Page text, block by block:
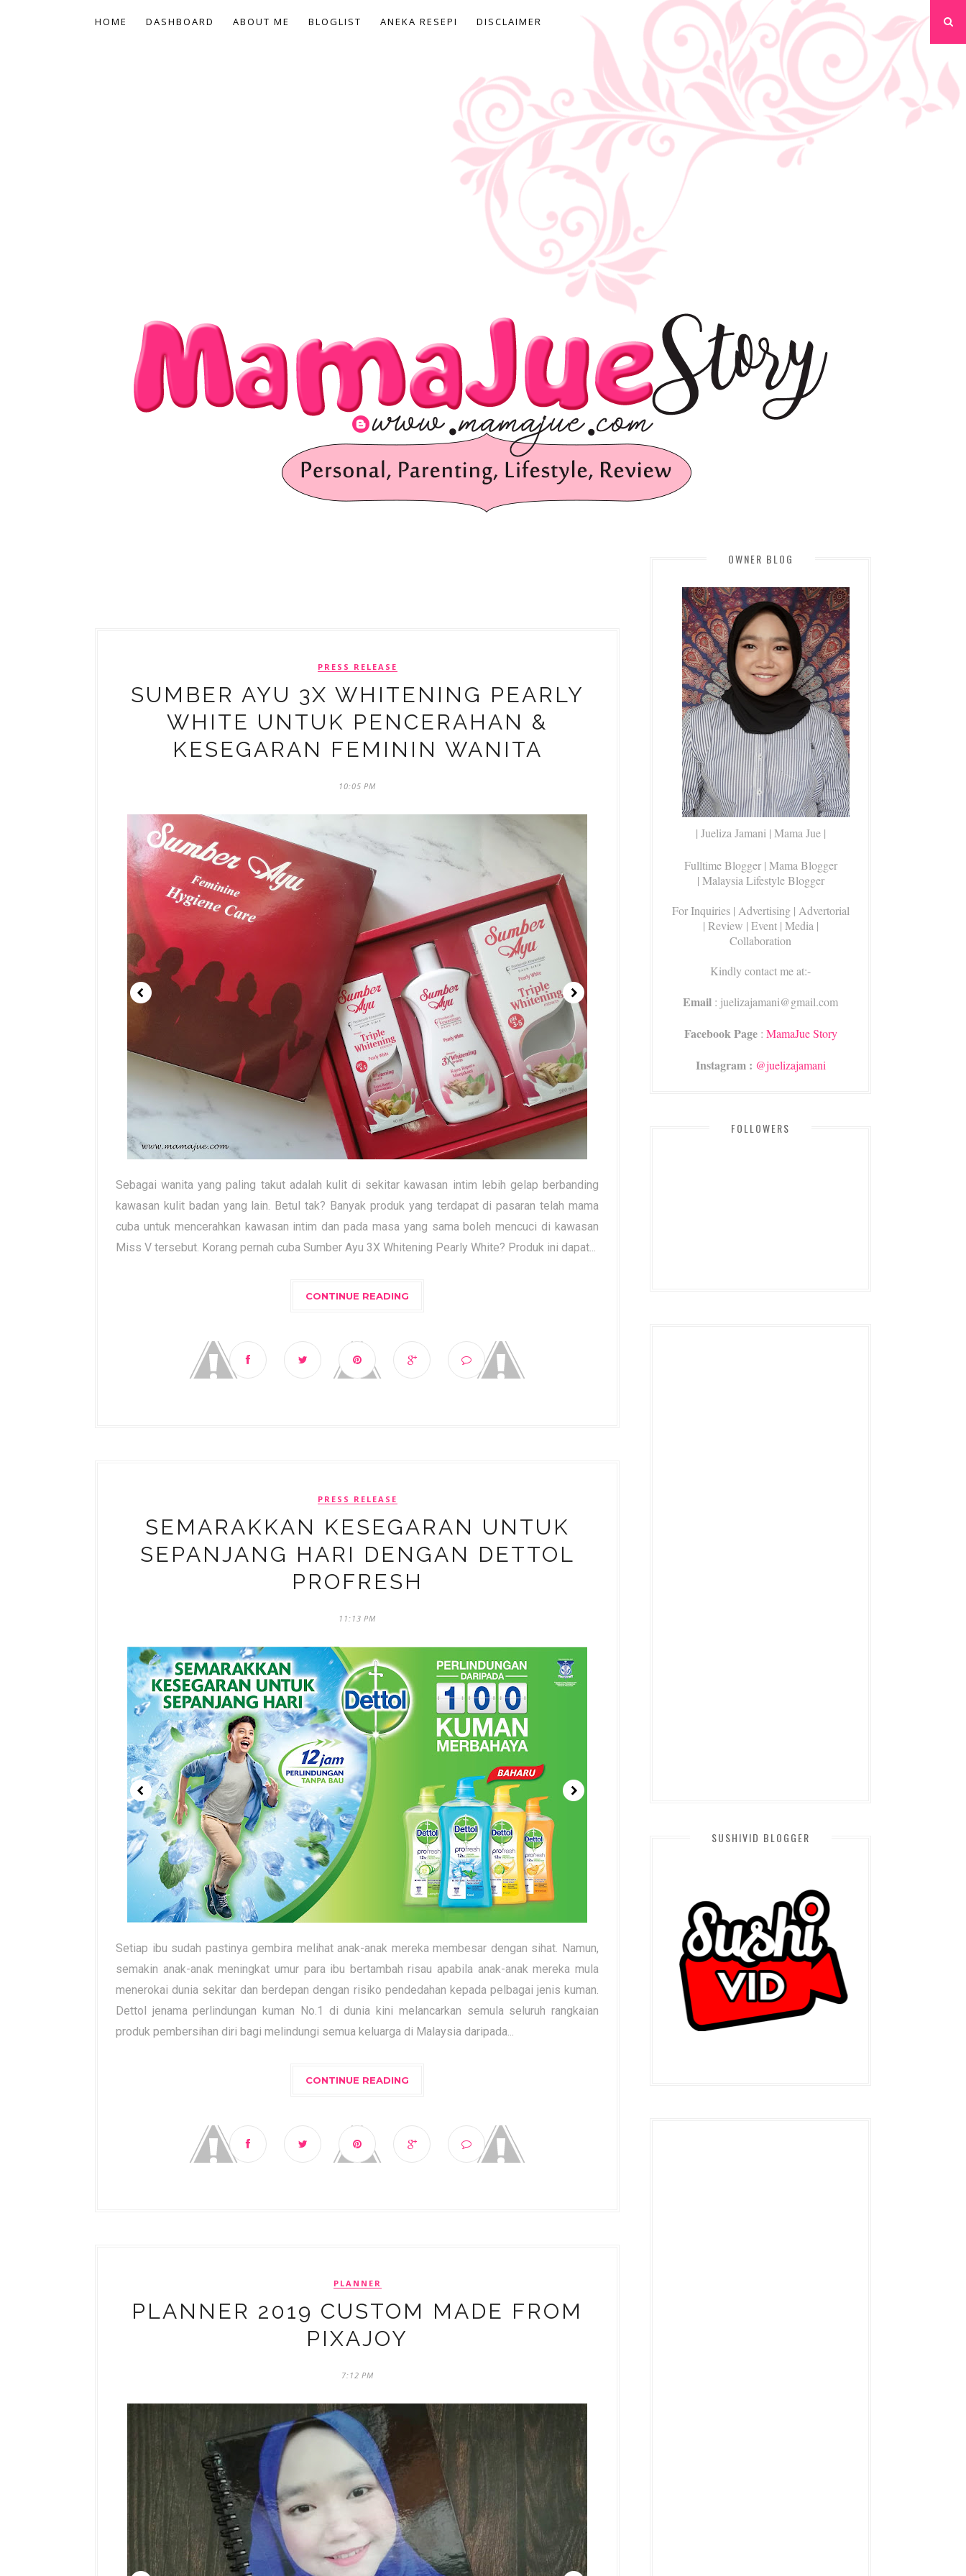
HOME DASHBOARD ABOUT ME BLOGLIST ANEKA RESEPI DISCLAIMER
PRESS RELEASE
SUMBER AYU 3X WHITENING PEARLY
WHITE UNTUK PENCERAHAN &
KESEGARAN FEMININ WANITA
10:05 PM
Sebagai wanita yang paling takut adalah kulit di sekitar kawasan intim lebih gelap berbanding
kawasan kulit badan yang lain. Betul tak? Banyak produk yang terdapat di pasaran telah mama
cuba untuk mencerahkan kawasan intim dan pada masa yang sama boleh mencuci di kawasan
Miss V tersebut. Korang pernah cuba Sumber Ayu 3X Whitening Pearly White? Produk ini dapat...
CONTINUE READING
PRESS RELEASE
SEMARAKKAN KESEGARAN UNTUK
SEPANJANG HARI DENGAN DETTOL
PROFRESH
11:13 PM
Setiap ibu sudah pastinya gembira melihat anak-anak mereka membesar dengan sihat. Namun,
semakin anak-anak meningkat umur para ibu bertambah risau apabila anak-anak mereka mula
menerokai dunia sekitar dan berdepan dengan risiko pendedahan kepada pelbagai jenis kuman.
Dettol jenama perlindungan kuman No.1 di dunia kini melancarkan semula seluruh rangkaian
produk pembersihan diri bagi melindungi semua keluarga di Malaysia daripada...
CONTINUE READING
PLANNER
PLANNER 2019 CUSTOM MADE FROM
PIXAJOY
7:12 PM
OWNER BLOG
| Jueliza Jamani | Mama Jue |
Fulltime Blogger | Mama Blogger
| Malaysia Lifestyle Blogger
For Inquiries | Advertising | Advertorial
| Review | Event | Media |
Collaboration
Kindly contact me at:-
Email : juelizajamani@gmail.com
Facebook Page: MamaJue Story
Instagram : @juelizajamani
FOLLOWERS
SUSHIVID BLOGGER